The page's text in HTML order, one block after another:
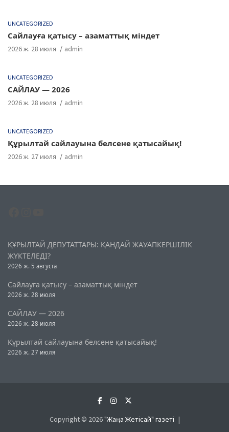
UNCATEGORIZED
Сайлауға қатысу – азаматтық міндет
2026 ж. 28 июля admin
UNCATEGORIZED
САЙЛАУ — 2026
2026 ж. 28 июля admin
UNCATEGORIZED
Құрылтай сайлауына белсене қатысайық!
2026 ж. 27 июля admin
ҚҰРЫЛТАЙ ДЕПУТАТТАРЫ: ҚАНДАЙ ЖАУАПКЕРШІЛІК
ЖҮКТЕЛЕДІ?
2026 ж. 5 августа
Сайлауға қатысу – азаматтық міндет
2026 ж. 28 июля
САЙЛАУ — 2026
2026 ж. 28 июля
Құрылтай сайлауына белсене қатысайық!
2026 ж. 27 июля
Copyright © 2026"Жаңа Жетісай" газеті